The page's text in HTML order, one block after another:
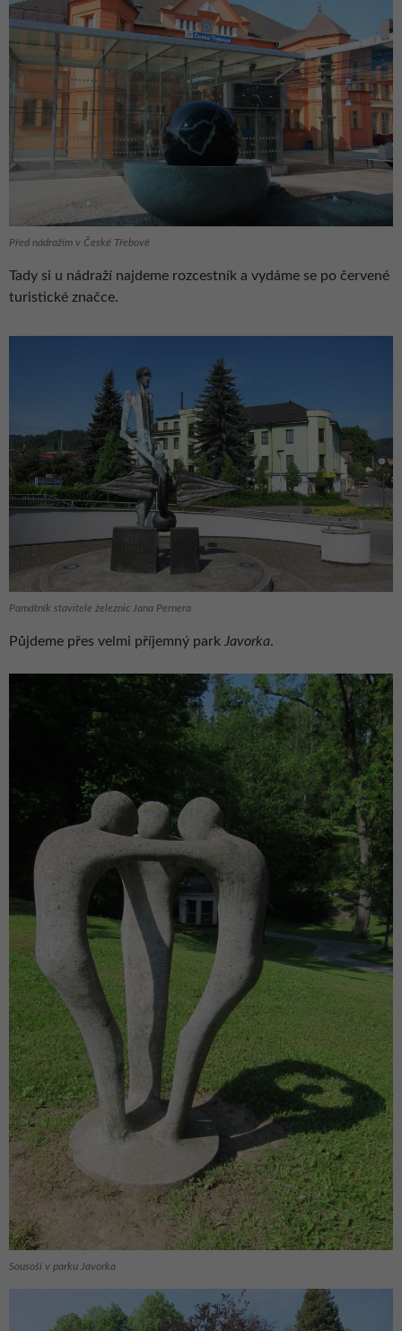
Před nádražím v České Třebové
Tady si u nádraží najdeme rozcestník a vydáme se po červené
turistické značce.
Památník stavitele železnic Jana Pernera
Půjdeme přes velmi příjemný park Javorka.
Sousoší v parku Javorka